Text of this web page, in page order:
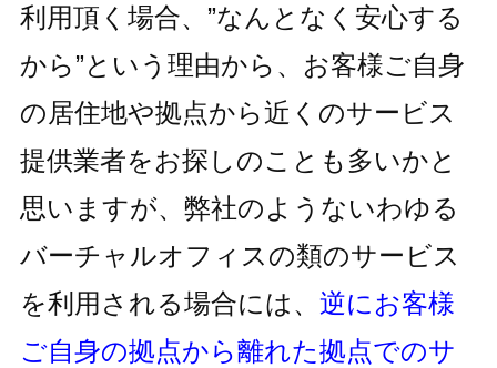
利用頂く場合、 ”なんとなく安心する
から”という理由から、お客様ご自身
の居住地や拠点から近くのサービス
提供業者をお探しのことも多いかと
思いますが、 弊社のようないわゆる
バーチャルオフィスの類のサービス
を利用される場合には、 逆にお客様
ご自身の拠点から離れた拠点でのサ